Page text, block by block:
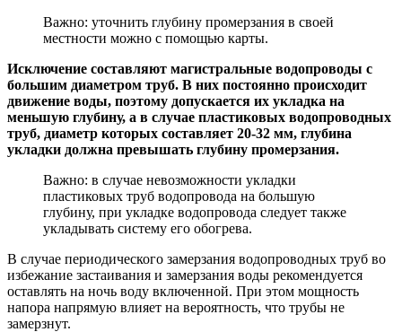
Важно: уточнить глубину промерзания в своей
местности можно с помощью карты.
Исключение составляют магистральные водопроводы с
большим диаметром труб. В них постоянно происходит
движение воды, поэтому допускается их укладка на
меньшую глубину, а в случае пластиковых водопроводных
труб, диаметр которых составляет 20-32 мм, глубина
укладки должна превышать глубину промерзания.
Важно: в случае невозможности укладки
пластиковых труб водопровода на большую
глубину, при укладке водопровода следует также
укладывать систему его обогрева.
В случае периодического замерзания водопроводных труб во
избежание застаивания и замерзания воды рекомендуется
оставлять на ночь воду включенной. При этом мощность
напора напрямую влияет на вероятность, что трубы не
замерзнут.